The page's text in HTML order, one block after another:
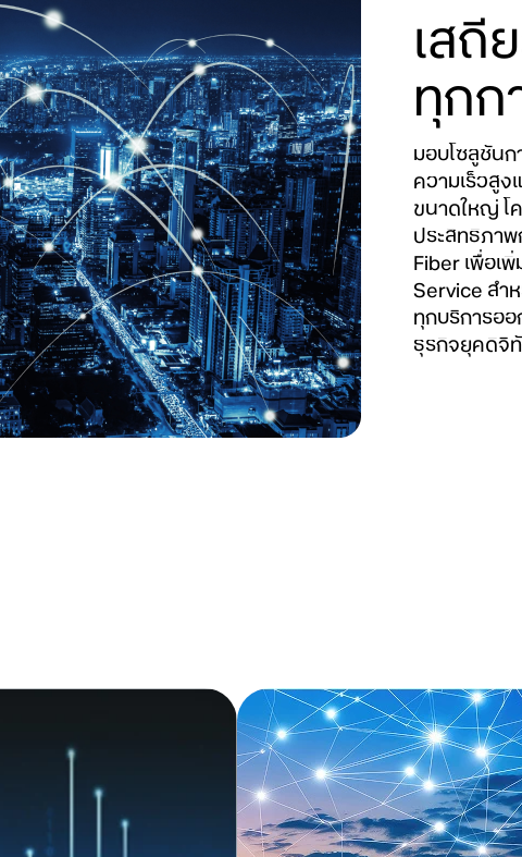
เสถี
ทุกก
มอบโซลูชัน
ความเร็วสู
ขนาดใหญ่ โ
ประสิทธิภา
Fiber เพื่อเ
Service สำ
ทุกบริการอ
ธุรกิจยุคดิจิ